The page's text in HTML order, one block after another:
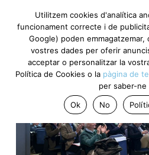
Utilitzem cookies d'analítica
funcionament correcte i de
Google) poden
vostres dades per oferir
acceptar o personalitzar la
Política de Cookies o la pàgina de
per saber-ne
Ok
No